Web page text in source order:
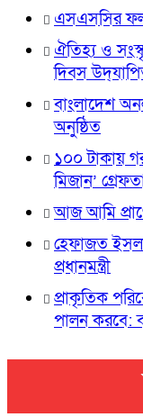
এসএসসির ফল
ঐতিহ্য ও
দিবস
বাংলাদেশ
অনুষ্ঠিত
১০০ টাকায়
মিজান’
আজ আমি
হেফাজত
প্রধানমন্ত্রী
প্রাকৃতিক
পালন করবে: